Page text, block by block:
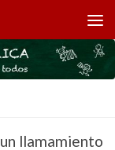
llamamiento